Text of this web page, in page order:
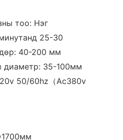
тоо: Нэг
25-30
40-200 мм
диаметр: 35-100мм
50/60hz（Ac380v